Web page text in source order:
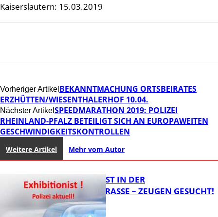
Kaiserslautern: 15.03.2019
Vorheriger Artikel BEKANNTMACHUNG ORTSBEIRATES
ERZHÜTTEN/WIESENTHALERHOF 10.04.
Nächster Artikel SPEEDMARATHON 2019: POLIZEI
RHEINLAND-PFALZ BETEILIGT SICH AN EUROPAWEITEN
GESCHWINDIGKEITSKONTROLLEN
Weitere Artikel Mehr vom Autor
EXHIBITIONIST IN DER
VELMANNSTRASSE – ZEUGEN GESUCHT!